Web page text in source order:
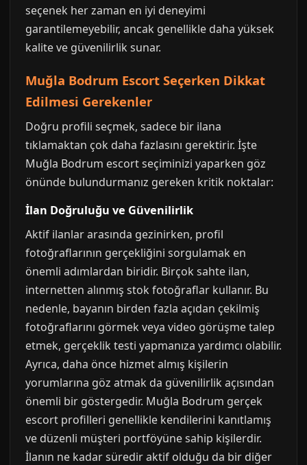
seçenek her zaman en iyi deneyimi
garantilemeyebilir, ancak genellikle daha yüksek
kalite ve güvenilirlik sunar.
Muğla Bodrum Escort Seçerken Dikkat
Edilmesi Gerekenler
Doğru profili seçmek, sadece bir ilana
tıklamaktan çok daha fazlasını gerektirir. İşte
Muğla Bodrum escort seçiminizi yaparken göz
önünde bulundurmanız gereken kritik noktalar:
İlan Doğruluğu ve Güvenilirlik
Aktif ilanlar arasında gezinirken, profil
fotoğraflarının gerçekliğini sorgulamak en
önemli adımlardan biridir. Birçok sahte ilan,
internetten alınmış stok fotoğraflar kullanır. Bu
nedenle, bayanın birden fazla açıdan çekilmiş
fotoğraflarını görmek veya video görüşme talep
etmek, gerçeklik testi yapmanıza yardımcı olabilir.
Ayrıca, daha önce hizmet almış kişilerin
yorumlarına göz atmak da güvenilirlik açısından
önemli bir göstergedir. Muğla Bodrum gerçek
escort profilleri genellikle kendilerini kanıtlamış
ve düzenli müşteri portföyüne sahip kişilerdir.
İlanın ne kadar süredir aktif olduğu da bir diğer